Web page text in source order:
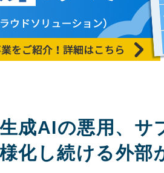
成AIの悪用、サ
化し続ける外部